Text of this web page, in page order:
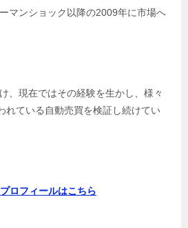
マンショック以降の2009年に市場へ
、現在ではその経験を生かし、様々
れている自動売買を検証し続けてい
ロフィールはこちら